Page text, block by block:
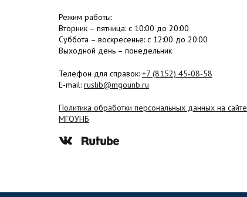
Режим работы:
Вторник – пятница: с 10:00 до 20:00
Суббота – воскресенье: c 12:00 до 20:00
Выходной день – понедельник
Телефон для справок: +7 (8152) 45-08-58
E-mail: ruslib@mgounb.ru
Политика обработки персональных данных на сайте
МГОУНБ